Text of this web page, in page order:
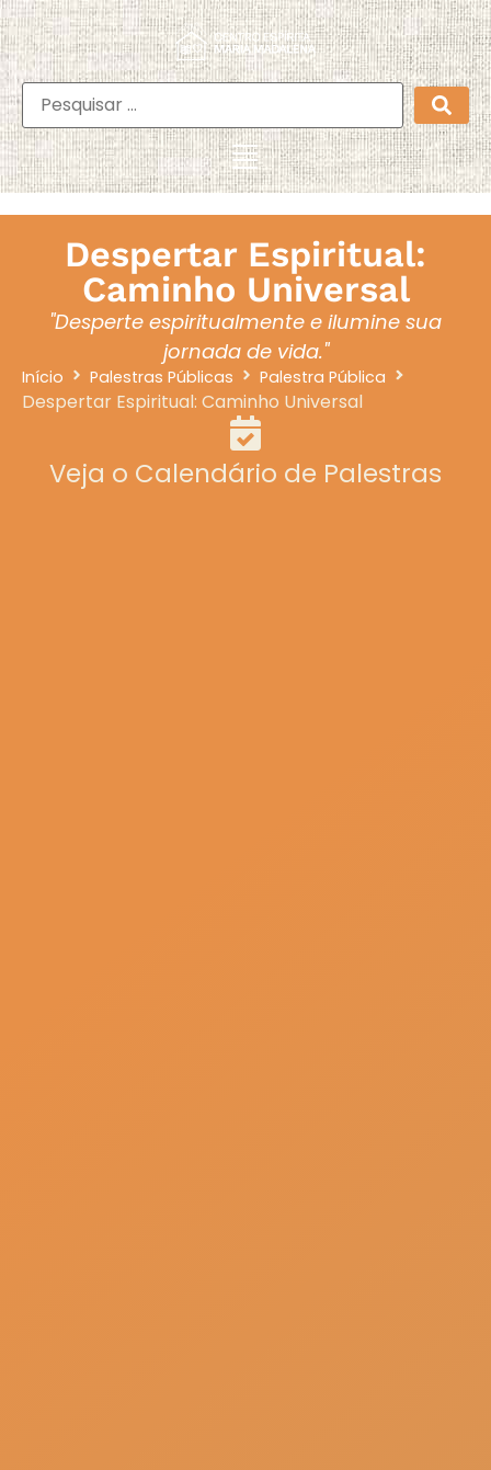
Despertar Espiritual:
Caminho Universal
"Desperte espiritualmente e ilumine sua
jornada de vida."
Início Palestras Públicas Palestra Pública
Despertar Espiritual: Caminho Universal
Veja o Calendário de Palestras